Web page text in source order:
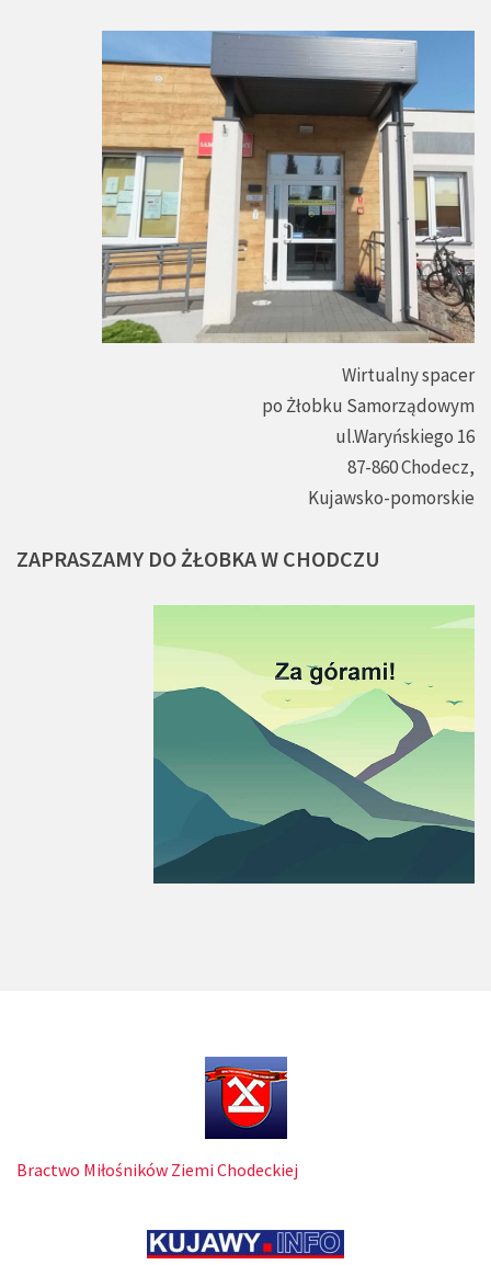
Wirtualny spacer
po Żłobku Samorządowym
ul.Waryńskiego 16
87-860 Chodecz,
Kujawsko-pomorskie
ZAPRASZAMY DO ŻŁOBKAW CHODCZU
Bractwo Miłośników Ziemi Chodeckiej